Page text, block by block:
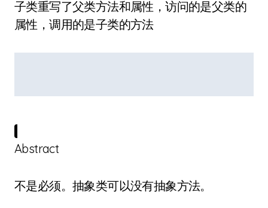
子类重写了父类方法和属性，访问的是父类的
属性，调用的是子类的方法
Abstract
不是必须。抽象类可以没有抽象方法。